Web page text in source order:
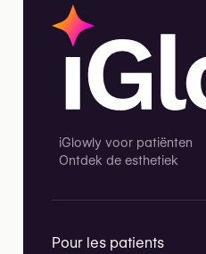
iGlowly voor patiënten
Ontdek de esthetiek
Pour les patients